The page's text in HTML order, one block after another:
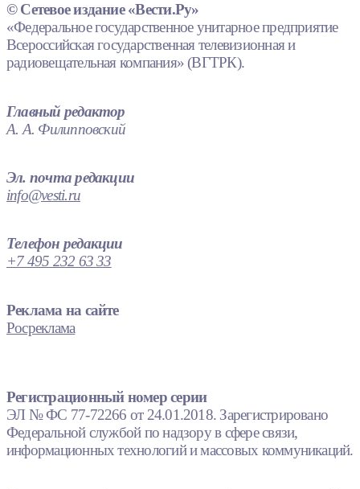
© Сетевое издание «Вести.Ру»
«Федеральное государственное унитарное предприятие
Всероссийская государственная телевизионная и
радиовещательная компания» (ВГТРК).
Главный редактор
А. А. Филипповский
Эл. почта редакции
info@vesti.ru
Телефон редакции
+7 495 232 63 33
Реклама на сайте
Росреклама
Регистрационный номер серии
ЭЛ № ФС 77-72266 от 24.01.2018. Зарегистрировано
Федеральной службой по надзору в сфере связи,
информационных технологий и массовых коммуникаций.